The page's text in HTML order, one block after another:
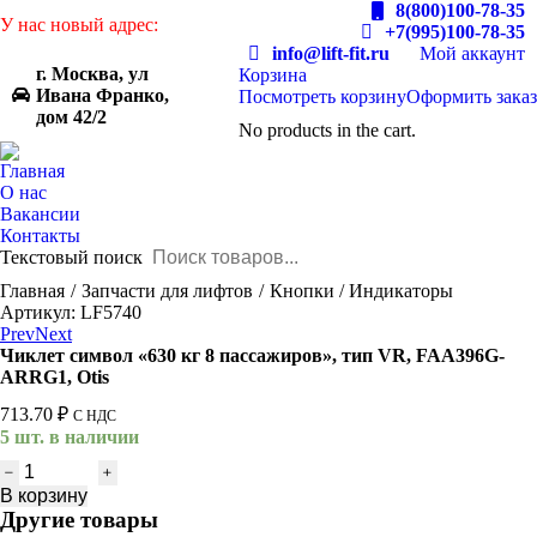
У нас новый адрес:
г. Москва, ул
Ивана Франко,
дом 42/2
8(800)100-78-35
+7(995)100-78-35
info@lift-fit.ru
Мой аккаунт
Корзина
Посмотреть корзинуОформить заказ
No products in the cart.
Главная
О нас
Вакансии
Контакты
Текстовый поиск
You are here:
Главная Запчасти для лифтов
Кнопки / Индикаторы
Артикул: LF5740
PrevNext
Чиклет символ «630 кг 8 пассажиров», тип VR, FAA396G-
ARRG1, Otis
713.70 ₽ С НДС
5 шт. в наличии
Количество
товара
Чиклет
В корзину
Другие товары